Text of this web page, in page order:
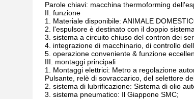
Parole chiavi: macchina thermoforming
II. funzione
1. Materiale disponibile: ANIMALE
2. l'espulsore è destinato con il doppio
3. sistema a circuito chiuso del contron dei
4. integrazione di macchinario, di controllo
5. operazione conveniente & funzione
III. montaggi principali
1. Montaggi elettrici: Metro a regolazione
Pulsante, relè di sovraccarico, del selettore
2. sistema di lubrificazione: Sistema di olio
3. sistema pneumatico: Il Giappone SMC;